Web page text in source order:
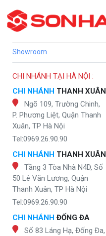
Showroom
CHI NHÁNH TẠI HÀ NỘI :
CHI NHÁNH THANH XUÂN
Ngõ 109, Trường Chinh,
P. Phương Liệt, Quận Thanh
Xuân, TP Hà Nội
Tel:0969.26.90.90
CHI NHÁNH THANH XUÂN
Tầng 3 Tòa Nhà N4D, Số
50 Lê Văn Lương, Quận
Thanh Xuân, TP Hà Nội
Tel:0969.26.90.90
CHI NHÁNH ĐỐNG ĐA
Số 83 Láng Hạ, Đống Đa,